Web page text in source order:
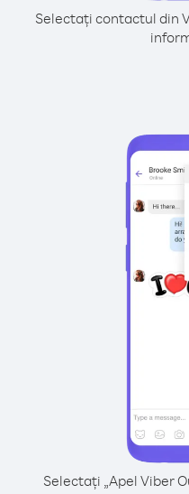
Selectați contactul din
Selectați „Apel Viber